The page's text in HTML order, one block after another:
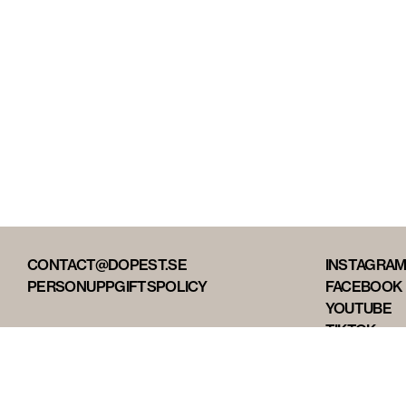
CONTACT@DOPEST.SE
PERSONUPPGIFTSPOLICY
INSTAGRAM
FACEBOOK
YOUTUBE
TIKTOK